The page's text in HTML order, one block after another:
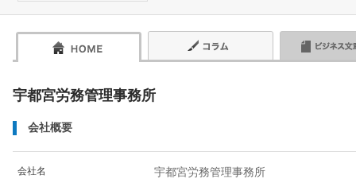
宇都宮労務管理事務所
会社概要
会社名 宇都宮労務管理事務所